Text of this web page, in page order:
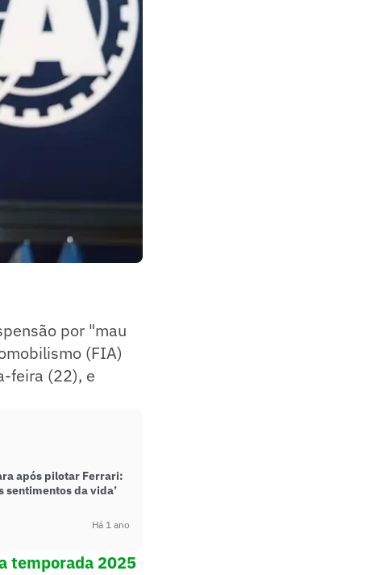
por "mau
(FIA)
feira (22), e
após pilotar Ferrari:
sentimentos da vida’
Há 1 ano
temporada 2025